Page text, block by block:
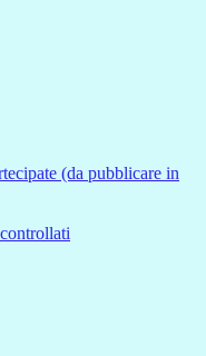
(da pubblicare in